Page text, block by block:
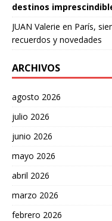
destinos
JUAN Valerie en París,
recuerdos y novedades
ARCHIVOS
agosto 2026
julio 2026
junio 2026
mayo 2026
abril 2026
marzo 2026
febrero 2026